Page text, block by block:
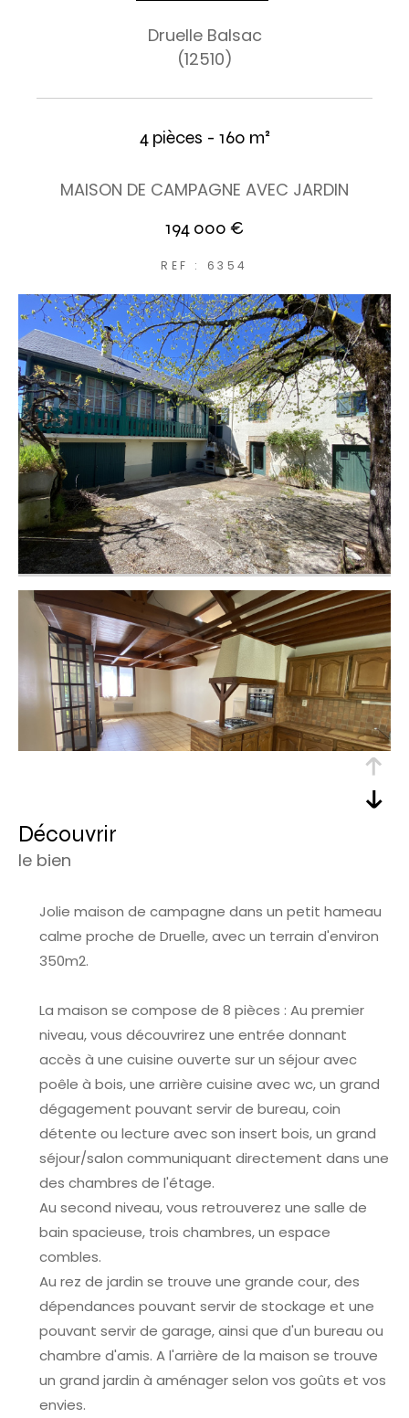
Druelle Balsac
(12510)
4 pièces - 160 m²
MAISON DE CAMPAGNE AVEC JARDIN
194 000 €
REF : 6354
découvrir
le bien
Jolie maison de campagne dans un petit hameau
calme proche de Druelle, avec un terrain d'environ
350m2.
La maison se compose de 8 pièces : Au premier
niveau, vous découvrirez une entrée donnant
accès à une cuisine ouverte sur un séjour avec
poêle à bois, une arrière cuisine avec wc, un grand
dégagement pouvant servir de bureau, coin
détente ou lecture avec son insert bois, un grand
séjour/salon communiquant directement dans une
des chambres de l'étage.
Au second niveau, vous retrouverez une salle de
bain spacieuse, trois chambres, un espace
combles.
Au rez de jardin se trouve une grande cour, des
dépendances pouvant servir de stockage et une
pouvant servir de garage, ainsi que d'un bureau ou
chambre d'amis. A l'arrière de la maison se trouve
un grand jardin à aménager selon vos goûts et vos
envies.